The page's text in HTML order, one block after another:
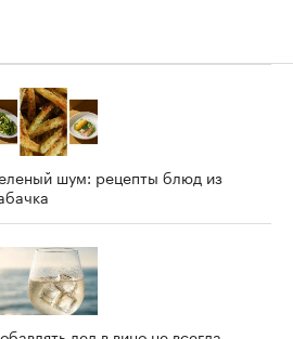
шум: рецепты блюд из